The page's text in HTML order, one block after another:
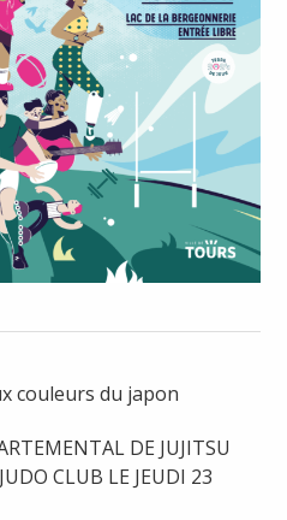
couleurs du japon
DE JUJITSU
CLUB LE JEUDI 23